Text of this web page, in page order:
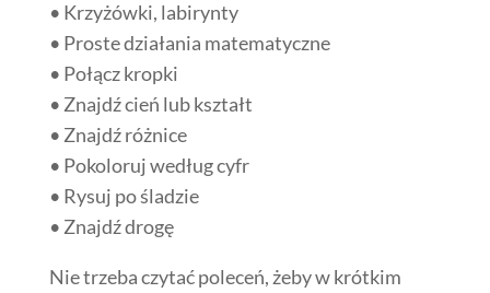
• Krzyżówki, labirynty
• Proste działania matematyczne
• Połącz kropki
• Znajdź cień lub kształt
• Znajdź różnice
• Pokoloruj według cyfr
• Rysuj po śladzie
• Znajdź drogę
Nie trzeba czytać poleceń, żeby w krótkim